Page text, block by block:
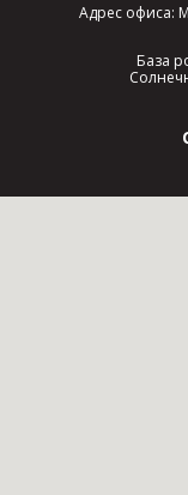
Адрес офиса:
База